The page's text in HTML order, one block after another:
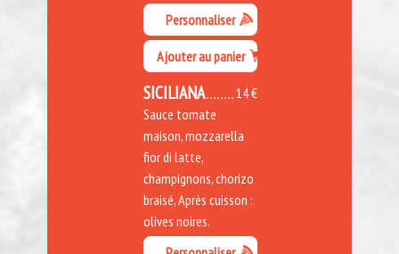
Personnaliser
Ajouter au panier
14 €
SICILIANA
Sauce tomate
maison, mozzarella
fior di latte,
champignons, chorizo
braisé, Après cuisson :
olives noires.